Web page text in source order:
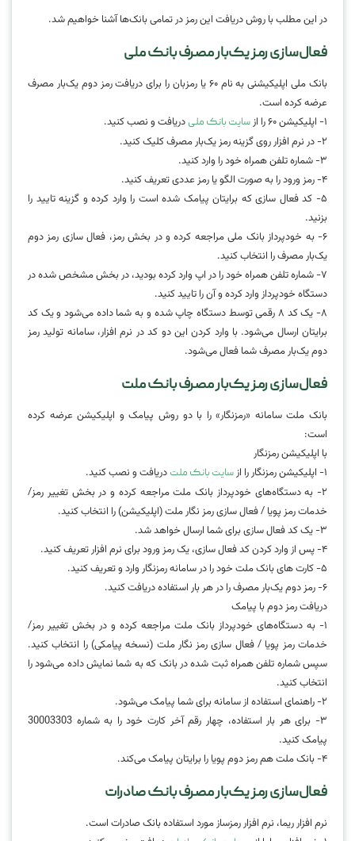
در این مطلب با روش دریافت این رمز در تمامی بانک‌ها آشنا خواهیم شد.
فعال‌سازی رمز یک‌بار مصرف بانک ملی
بانک ملی اپلیکیشنی به نام ۶۰ یا رمزبان را برای دریافت رمز دوم یک‌بار مصرف
عرضه کرده است.
۱- اپلیکیشن ۶۰ را از
سایت بانک ملی دریافت و نصب کنید.
۲- در نرم افزار روی گزینه رمز یک‌بار مصرف کلیک کنید.
۳- شماره تلفن همراه خود را وارد کنید.
۴- رمز ورود را به صورت الگو یا رمز عددی تعریف کنید.
۵- کد فعال سازی که برایتان پیامک شده است را وارد کرده و گزینه تایید را
بزنید.
۶- به خودپرداز بانک ملی مراجعه کرده و در بخش رمز، فعال سازی رمز دوم
یک‌بار مصرف را انتخاب کنید.
۷- شماره تلفن همراه خود را در اپ وارد کرده بودید، در بخش مشخص شده در
دستگاه خودپرداز وارد کرده و آن را تایید کنید.
۸- یک کد ۸ رقمی توسط دستگاه چاپ شده و به شما داده می‌شود و یک کد
برایتان ارسال می‌شود. با وارد کردن این دو کد در نرم افزار، سامانه تولید رمز
دوم یک‌بار مصرف شما فعال می‌شود.
فعال‌سازی رمز یک‌بار مصرف بانک ملت
بانک ملت سامانه «رمزنگار» را با دو روش پیامک و اپلیکیشن عرضه کرده
است:
با اپلیکیشن رمزنگار
۱- اپلیکیشن رمزنگار را از
سایت بانک ملت دریافت و نصب کنید.
۲- به دستگاه‌های خودپرداز بانک ملت مراجعه کرده و در بخش تغییر رمز/
خدمات رمز پویا / فعال سازی رمز نگار ملت (اپلیکیشن) را انتخاب کنید.
۳- یک کد فعال سازی برای شما ارسال خواهد شد.
۴- پس از وارد کردن کد فعال سازی، یک رمز ورود برای نرم افزار تعریف کنید.
۵- کارت های بانک ملت خود را در سامانه رمزنگار وارد و تعریف کنید.
۶- رمز دوم یک‌بار مصرف را در هر بار استفاده دریافت کنید.
دریافت رمز دوم با پیامک
۱- به دستگاه‌های خودپرداز بانک ملت مراجعه کرده و در بخش تغییر رمز/
خدمات رمز پویا / فعال سازی رمز نگار ملت (نسخه پیامکی) را انتخاب کنید.
سپس شماره تلفن همراه ثبت شده در بانک که به شما نمایش داده می‌شود را
انتخاب کنید.
۲- راهنمای استفاده از سامانه برای شما پیامک می‌شود.
۳- برای هر بار استفاده، چهار رقم آخر کارت خود را به شماره 30003303
پیامک کنید.
۴- بانک ملت هم رمز دوم پویا را برایتان پیامک می‌کند.
فعال‌سازی رمز یک‌بار مصرف بانک صادرات
نرم افزار ریما، نرم افزار رمزساز مورد استفاده بانک صادرات است.